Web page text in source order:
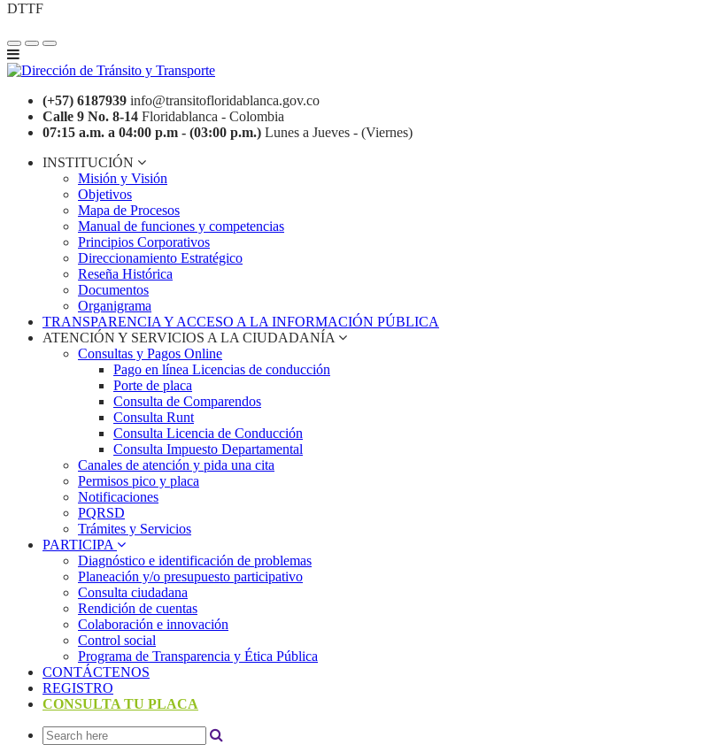
DTTF
(+57) 6187939 info@transitofloridablanca.gov.co
Calle 9 No. 8-14 Floridablanca - Colombia
07:15 a.m. a 04:00 p.m - (03:00 p.m.) Lunes a Jueves - (Viernes)
INSTITUCIÓN
Misión y Visión
Objetivos
Mapa de Procesos
Manual de funciones y competencias
Principios Corporativos
Direccionamiento Estratégico
Reseña Histórica
Documentos
Organigrama
TRANSPARENCIA Y ACCESO A LA INFORMACIÓN PÚBLICA
ATENCIÓN Y SERVICIOS A LA CIUDADANÍA
Consultas y Pagos Online
Pago en línea Licencias de conducción
Porte de placa
Consulta de Comparendos
Consulta Runt
Consulta Licencia de Conducción
Consulta Impuesto Departamental
Canales de atención y pida una cita
Permisos pico y placa
Notificaciones
PQRSD
Trámites y Servicios
PARTICIPA
Diagnóstico e identificación de problemas
Planeación y/o presupuesto participativo​
Consulta ciudadana
Rendición de cuentas
Colaboración e innovación
Control social
Programa de Transparencia y Ética Pública
CONTÁCTENOS
REGISTRO
CONSULTA TU PLACA